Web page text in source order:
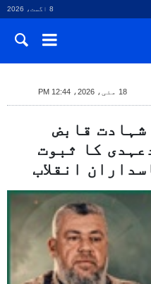
8 اگست، 2026
18 مئی، 2026، 12:44 PM
شہادت قابض
کا ثبوت
انقلاب